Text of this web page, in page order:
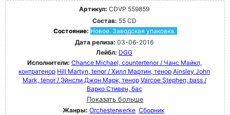
Артикул: CDVP 559859
Состав: 55 CD
Состояние: Новое. Заводская упаковка.
Дата релиза: 03-06-2016
Лейбл: DGG
Исполнители: Chance Michael, countertenor / Чанс Майкл,
контратенор Hill Martyn, tenor / Хилл Мартин, тенор Ainsley John
Mark, tenor / Эйнсли Джон Марк, тенор Varcoe Stephen, bass /
Варко Стивен, бас
Показать больше
Жанры: Orchesterwerke Сборник